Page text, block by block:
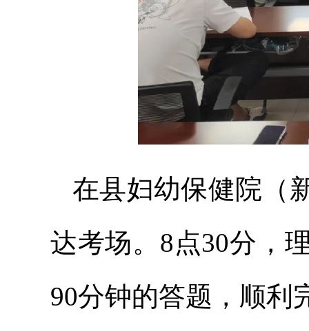
在县妇幼保健院（
达考场。8点30分，
90分钟的答题，顺利